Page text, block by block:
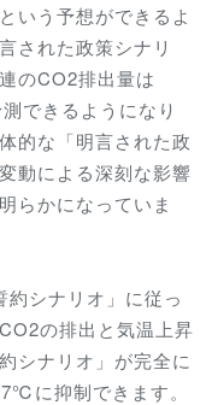
いう予想ができるよ
された政策シナリ
のCO2排出量は
できるようになり
的な「明言された政
動による深刻な影響
らかになっていま
シナリオ」に従っ
の排出と気温上昇
シナリオ」が完全に
に抑制できます。